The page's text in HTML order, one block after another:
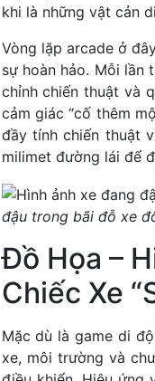
khi là những vật cản
Vòng lặp arcade ở
sự hoàn hảo. Mỗi lần
chỉnh chiến thuật và
cảm giác “cố thêm
đầy tính chiến thuật
milimet đường lái để
đậu trong bãi đỗ xe
Đồ Họa –
Chiếc Xe
Mặc dù là game di
xe, môi trường và